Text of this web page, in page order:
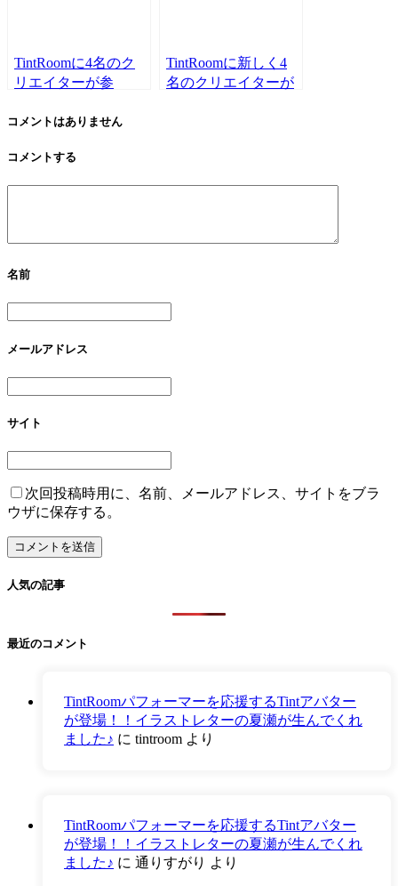
TintRoomに4名のク
リエイターが参
からファイヤーナイ
TintRoomに新しく4
名のクリエイターが
コメントはありません
コメントする
名前
メールアドレス
サイト
次回投稿時用に、名前、メールアドレス、サイトをブラ
ウザに保存する。
人気の記事
最近のコメント
TintRoomパフォーマーを応援するTintアバター
が登場！！イラストレターの夏瀬が生んでくれ
ました♪ に tintroom より
TintRoomパフォーマーを応援するTintアバター
が登場！！イラストレターの夏瀬が生んでくれ
ました♪ に 通りすがり より